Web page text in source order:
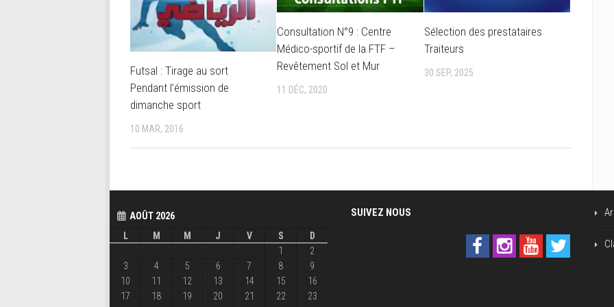
Futsal : Tirage au sort
Pendant l’émission de
dimanche sport
10 MAR, 2016
Consultation N°9 : Centre
Médico-sportif de la FTF –
Revêtement Sol et Mur
11 DÉC, 2020
Sélection des prestataires
Traiteurs
30 SEP, 2025
AOÛT 2026
L
M M J V S
D
1
2
3
4 5 6 7 8
9
10
11 12 13 14 15
16
17
18 19 20 21 22
23
SUIVEZ NOUS